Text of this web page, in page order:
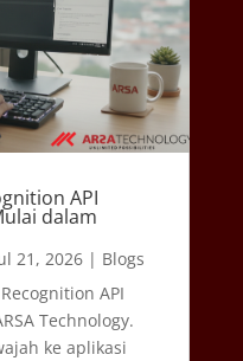
API
dalam
21, 2026| Blogs
API
Technology.
ke aplikasi